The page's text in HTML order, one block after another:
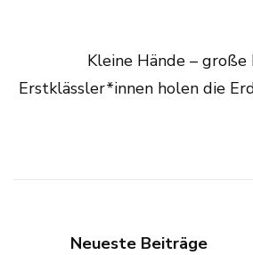
Kleine Hände – große
Erstklässler*innen holen die
Neueste Beiträge